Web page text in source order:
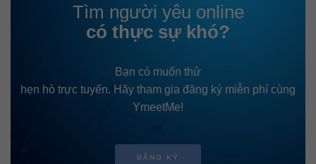
Tìm người yêu online
có thực sự khó?
Bạn có muốn thử
hẹn hò trực tuyến. Hãy tham gia đăng ký miễn phí cùng
YmeetMe!
ĐĂNG KÝ